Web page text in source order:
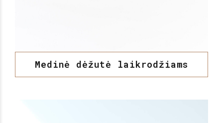
Medinė dėžutė laikrodžiams